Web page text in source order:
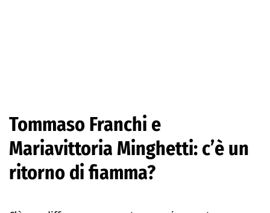
Tommaso Franchi e
Mariavittoria Minghetti: c’è un
ritorno di fiamma?